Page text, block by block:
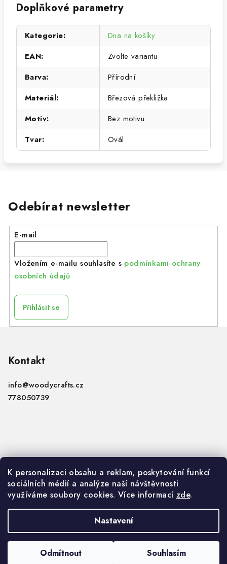
K personalizaci obsahu a reklam, poskytování funkcí
sociálních médií a analýze naší návštěvnosti
využíváme soubory cookies. Více informací zde.
Nastavení
Odmítnout Souhlasím
Doplňkové parametry
Kategorie:
Dna na košíky
EAN:
Zvolte variantu
Barva:
Přírodní
Materiál:
Březová překližka
Motiv:
Bez motivu
Tvar: Ovál
Odebírat newsletter
E-mail
Vložením e-mailu souhlasíte s podmínkami ochrany
osobních údajů
Přihlásit se
Kontakt
info@woodycrafts.cz
778050739
VOP
GDPR
Copyright 2026Woody Crafts B2B. Všechna práva
vyhrazena.Upravit nastavení cookies